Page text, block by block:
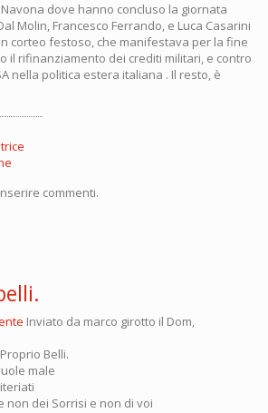
Navona dove hanno concluso la giornata
Molin, Francesco Ferrando, e Luca Casarini
corteo festoso, che manifestava per la fine
il rifinanziamento dei crediti militari, e contro
nella politica estera italiana . Il resto, è
commenti.
Inviato da marco girotto il Dom,
Belli.
male
non dei Sorrisi e non di voi